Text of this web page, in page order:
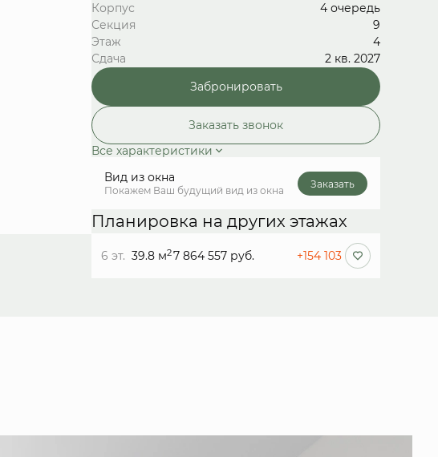
Корпус
4 очередь
Секция
9
Этаж
4
Сдача
2 кв. 2027
Забронировать
Заказать звонок
Все характеристики
Вид из окна
Покажем Ваш будущий вид из окна
Заказать
Планировка на других этажах
6 эт. 39.8 м27 864 557 руб. +154 103